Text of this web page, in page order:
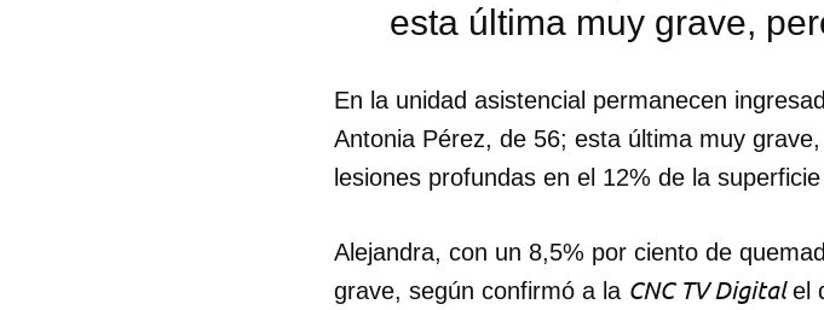
esta última muy grave,
En la unidad asistencial permanecen
Antonia Pérez, de 56; esta última muy
lesiones profundas en el 12% de la
Alejandra, con un 8,5% por ciento de
grave, según confirmó a la CNC TV Digitalel